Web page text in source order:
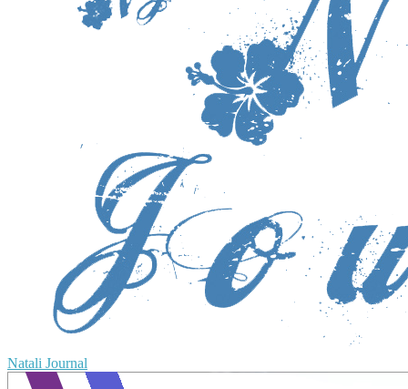
Natali Journal